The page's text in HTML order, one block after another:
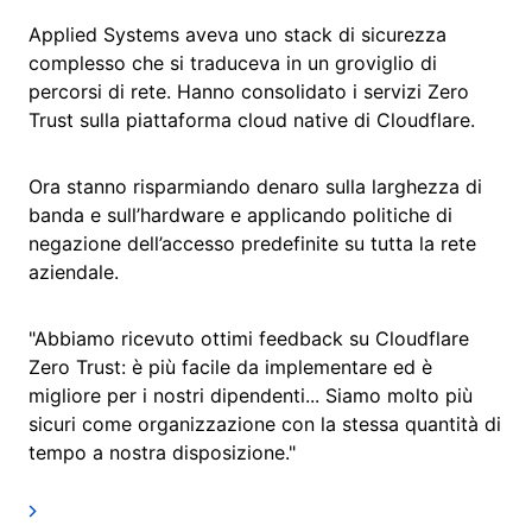
Applied Systems aveva uno stack di sicurezza
complesso che si traduceva in un groviglio di
percorsi di rete. Hanno consolidato i servizi Zero
Trust sulla piattaforma cloud native di Cloudflare.
Ora stanno risparmiando denaro sulla larghezza di
banda e sull’hardware e applicando politiche di
negazione dell’accesso predefinite su tutta la rete
aziendale.
"Abbiamo ricevuto ottimi feedback su Cloudflare
Zero Trust: è più facile da implementare ed è
migliore per i nostri dipendenti... Siamo molto più
sicuri come organizzazione con la stessa quantità di
tempo a nostra disposizione."